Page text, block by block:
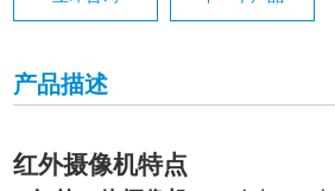
产品描述
红外摄像机特点